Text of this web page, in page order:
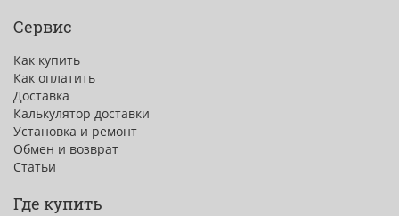
Сервис
Как купить
Как оплатить
Доставка
Калькулятор доставки
Установка и ремонт
Обмен и возврат
Статьи
Где купить